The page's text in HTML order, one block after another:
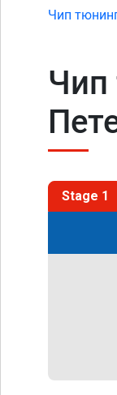
Чип
Чип
Stage 1